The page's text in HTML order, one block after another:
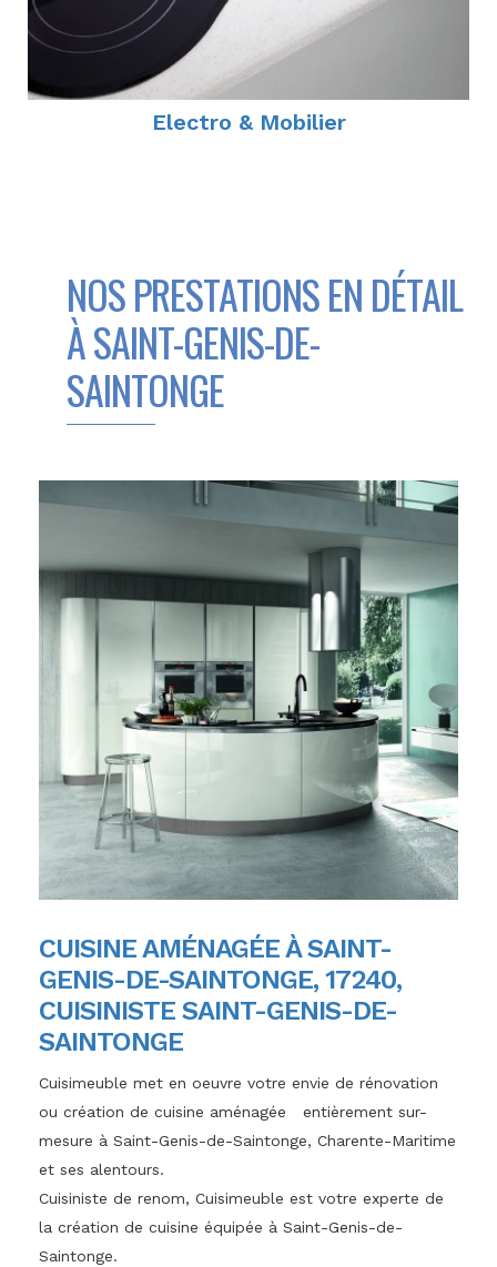
Electro & Mobilier
NOS PRESTATIONS EN DÉTAIL
À SAINT-GENIS-DE-
SAINTONGE
CUISINE AMÉNAGÉE À SAINT-
GENIS-DE-SAINTONGE, 17240,
CUISINISTE SAINT-GENIS-DE-
SAINTONGE
Cuisimeuble met en oeuvre votre envie de rénovation
ou création de cuisine aménagée entièrement sur-
mesure à Saint-Genis-de-Saintonge, Charente-Maritime
et ses alentours.
Cuisiniste de renom, Cuisimeuble est votre experte de
la création de cuisine équipée à Saint-Genis-de-
Saintonge.